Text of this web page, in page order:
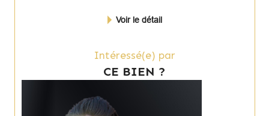
Voir le détail
Intéressé(e) par
CE BIEN ?